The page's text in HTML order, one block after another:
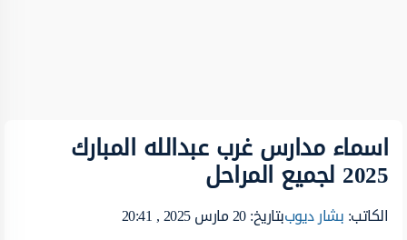
اسماء مدارس غرب عبدالله المبارك
2025 لجميع المراحل
الكاتب:بشار ديوببتاريخ: 20 مارس 2025 , 20:41